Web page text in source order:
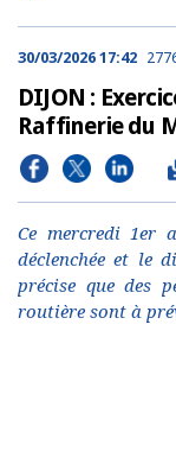
30/03/2026 17:42
DIJON :
Raffinerie du
Ce mercredi 1er
déclenchée et le
précise que des
routière sont à